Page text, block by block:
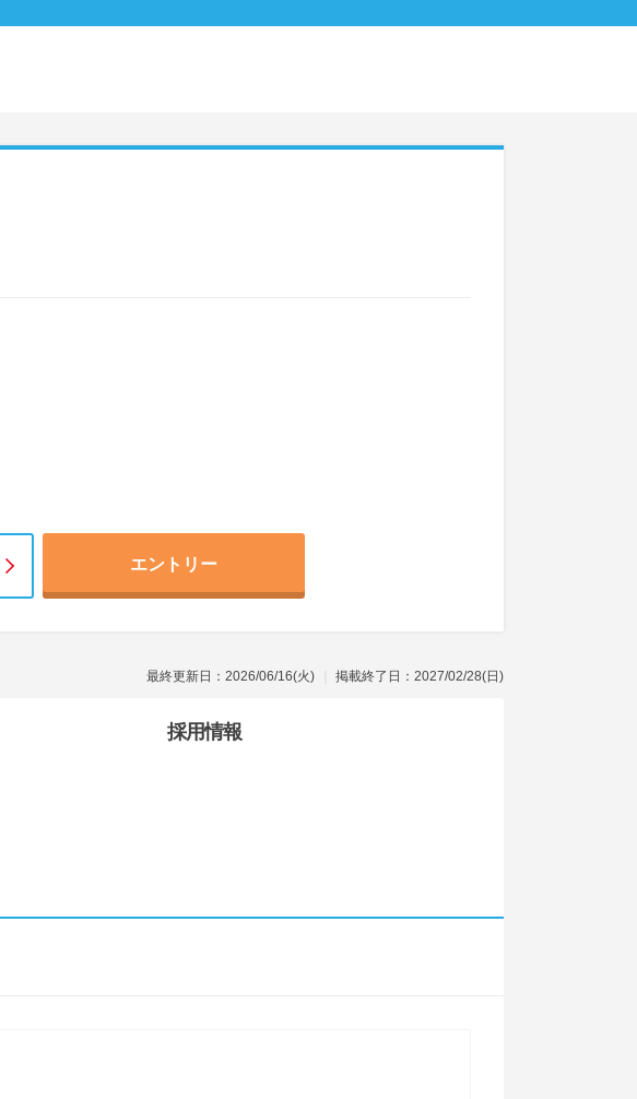
エントリー
最終更新日：2026/06/16(火) 掲載終了日：2027/02/28(日)
採用情報